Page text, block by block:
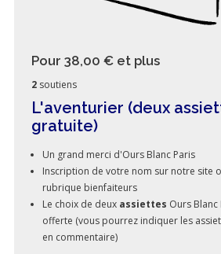
Pour 38,00 € et plus
2 soutiens
L'aventurier (deux
gratuite)
Un grand merci d'Ours Blanc Paris
Inscription de votre nom sur notre site
rubrique bienfaiteurs
Le choix de deux assiettes Ours
offerte (vous pourrez indiquer les
en commentaire)